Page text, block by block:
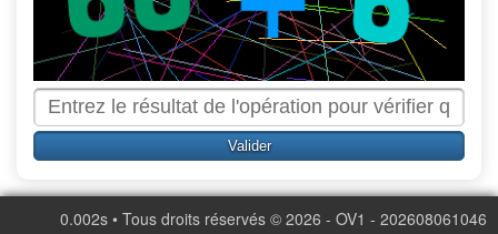
0.002s • Tous droits réservés © 2026 - OV1 - 202608061046